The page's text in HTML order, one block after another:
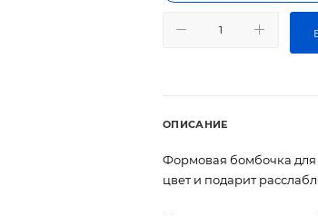
ОПИСАНИЕ
Формовая бомбочка для
цвет и подарит